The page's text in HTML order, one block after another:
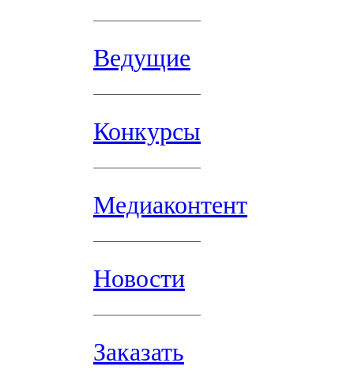
Ведущие
Конкурсы
Медиаконтент
Новости
Заказать